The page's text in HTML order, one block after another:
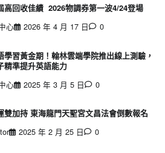
高回收佳績 2026物調券第一波4/24登場
心
2026 年 4 月 17 日 0
學習黃金期！翰林雲端學院推出線上測驗，
精準提升英語能力
心
2025 年 3 月 5 日 0
雙加持 東海龍門天聖宮文昌法會倒數報名
2025 年 2 月 25 日 0